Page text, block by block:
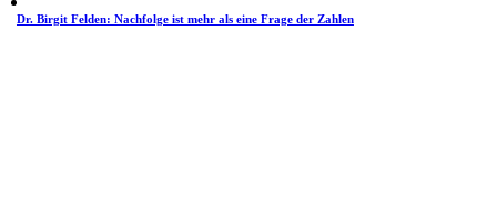
Dr. Birgit Felden: Nachfolge ist mehr als eine Frage der Zahlen